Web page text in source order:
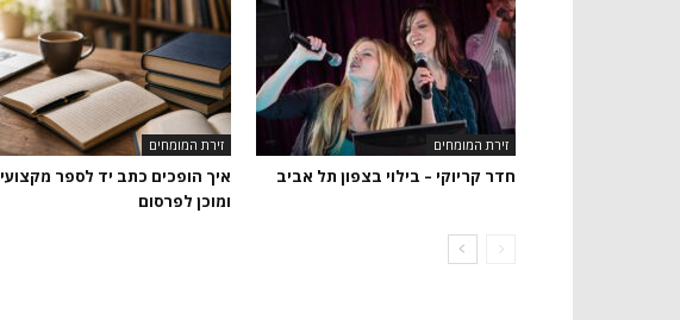
זירת המומחים
חדר קריוקי – בילוי בצפון תל אביב
זירת המומחים
איך הופכים כתב יד לספר מקצועי
ומוכן לפרסום